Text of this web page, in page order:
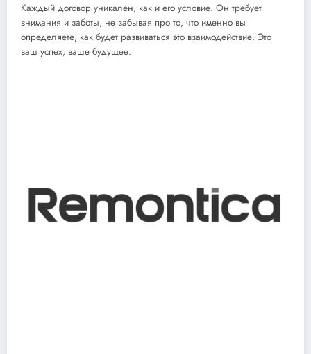
Каждый договор уникален, как и его условие. Он требует
внимания и заботы, не забывая про то, что именно вы
определяете, как будет развиваться это взаимодействие. Это
ваш успех, ваше будущее.